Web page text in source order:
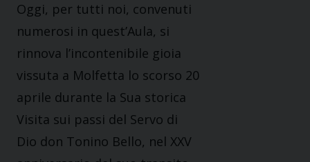
Oggi, per tutti noi, convenuti
numerosi in quest’Aula, si
rinnova l’incontenibile gioia
vissuta a Molfetta lo scorso 20
aprile durante la Sua storica
Visita sui passi del Servo di
Dio don Tonino Bello, nel XXV